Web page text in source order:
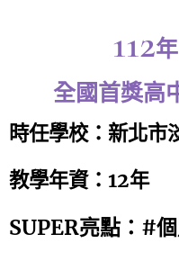
112
全國首獎高
時任學校：新北市
教學年資：12年
SUPER亮點：#